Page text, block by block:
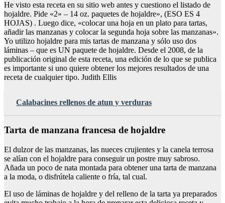
He visto esta receta en su sitio web antes y cuestiono el listado de
hojaldre. Pide «2» – 14 oz. paquetes de hojaldre», (ESO ES 4
HOJAS) . Luego dice, «colocar una hoja en un plato para tartas,
añadir las manzanas y colocar la segunda hoja sobre las manzanas».
Yo utilizo hojaldre para mis tartas de manzana y sólo uso dos
láminas – que es UN paquete de hojaldre. Desde el 2008, de la
publicación original de esta receta, una edición de lo que se publica
es importante si uno quiere obtener los mejores resultados de una
receta de cualquier tipo. Judith Ellis
Calabacines rellenos de atun y verduras
Tarta de manzana francesa de hojaldre
El dulzor de las manzanas, las nueces crujientes y la canela terrosa
se alían con el hojaldre para conseguir un postre muy sabroso.
Añada un poco de nata montada para obtener una tarta de manzana
a la moda, o disfrútela caliente o fría, tal cual.
El uso de láminas de hojaldre y del relleno de la tarta ya preparados